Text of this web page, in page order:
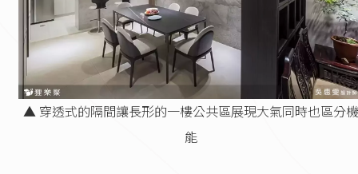
▲ 穿透式的隔間讓長形的一樓公共區展現大氣同時也區分機
能